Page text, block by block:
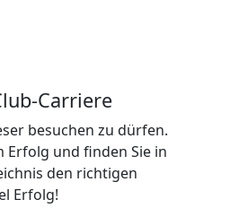
Carriere
besuchen zu dürfen.
Erfolg und finden Sie in
den richtigen
Erfolg!